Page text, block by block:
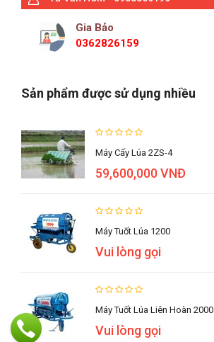
Gia Bảo
0362826159
Sản phẩm được sử dụng nhiều
Máy Cấy Lúa 2ZS-4
59,600,000 VNĐ
Máy Tuốt Lúa 1200
Vui lòng gọi
Máy Tuốt Lúa Liên Hoàn 2000
Vui lòng gọi